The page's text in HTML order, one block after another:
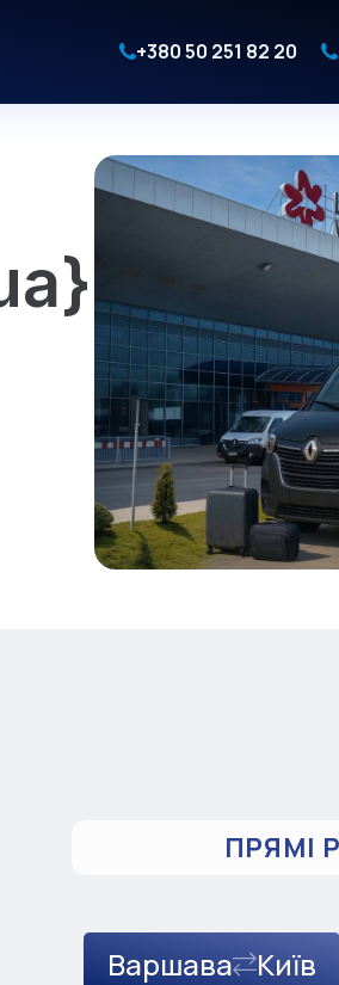
+380 50 251 82 20
ПРЯМІ
Варшава Київ